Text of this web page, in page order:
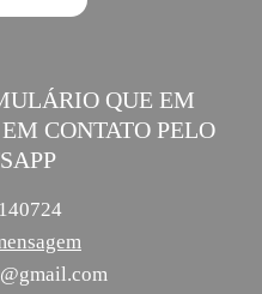
QUE EM
CONTATO PELO